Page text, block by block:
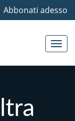
Abbonati adesso